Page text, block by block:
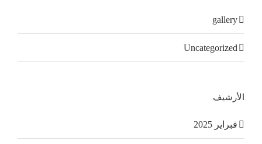
gallery
Uncategorized
الأرشيف
فبراير 2025